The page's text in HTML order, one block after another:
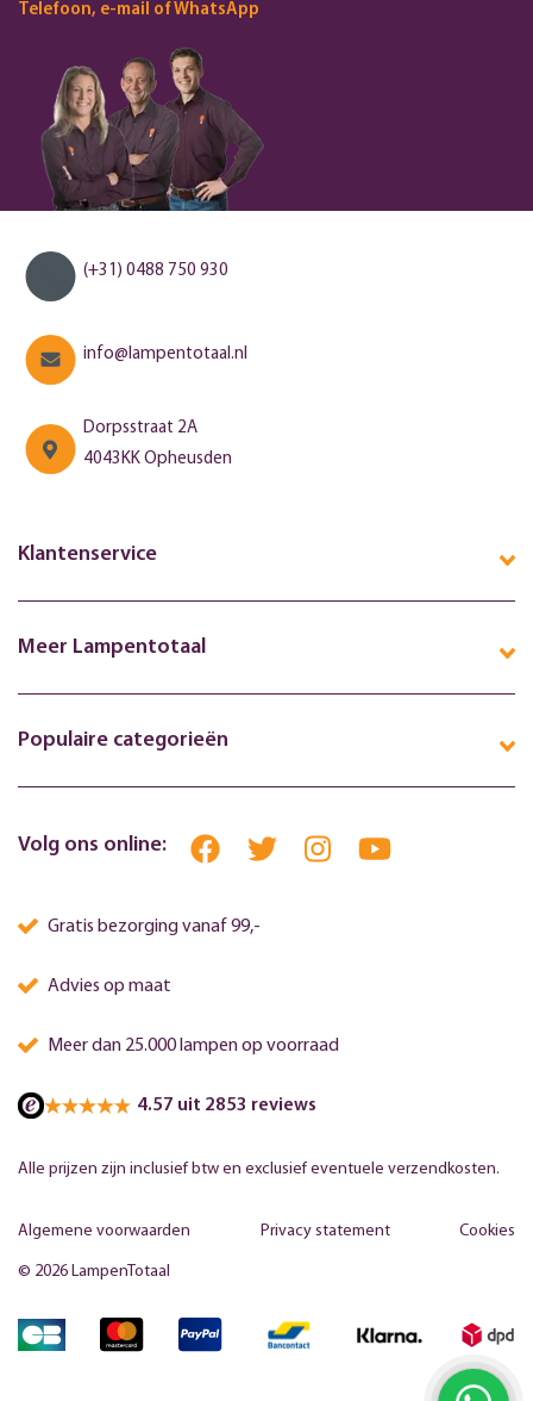
Telefoon, e-mail of WhatsApp
(+31) 0488 750 930
info@lampentotaal.nl
Dorpsstraat 2A
4043KK Opheusden
Klantenservice
Meer Lampentotaal
Populaire categorieën
Volg ons online:
Gratis bezorging vanaf 99,-
Advies op maat
Meer dan 25.000 lampen op voorraad
4.57 uit 2853 reviews
Alle prijzen zijn inclusief btw en exclusief eventuele verzendkosten.
© 2026 LampenTotaal
Algemene voorwaarden Privacy statement Cookies